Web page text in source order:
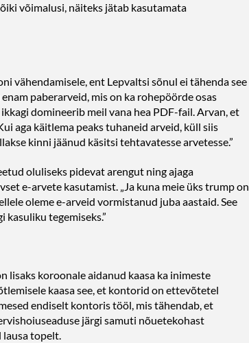
võimalusi, näiteks jätab kasutamata
vähendamisele, ent Lepvaltsi sõnul ei tähenda see
paberarveid, mis on ka rohepöörde osas
domineerib meil vana hea PDF-fail. Arvan, et
aga käitlema peaks tuhaneid arveid, küll siis
kinni jäänud käsitsi tehtavatesse arvetesse.”
oluliseks pidevat arengut ning ajaga
e-arvete kasutamist. „Ja kuna meie üks trump on
oleme e-arveid vormistanud juba aastaid. See
tegemiseks.”
lisaks koroonale aidanud kaasa ka inimeste
kaasa see, et kontorid on ettevõtetel
endiselt kontoris tööl, mis tähendab, et
järgi samuti nõuetekohast
topelt.